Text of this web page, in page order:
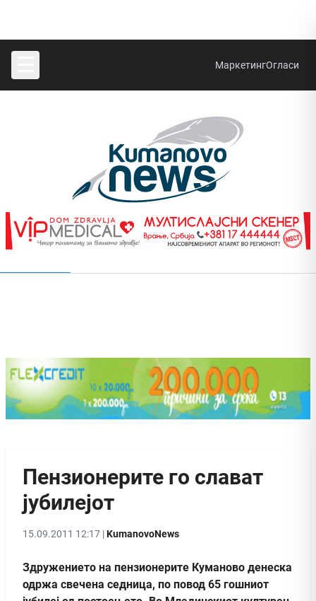
МаркетингОгласи
Пензионерите го славaт
јубилејот
15.09.2011 12:17 |KumanovoNews
Здружението на пензионерите Куманово денеска
одржа свечена седница, по повод 65 гошниот